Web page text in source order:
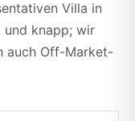
Villa in
und knapp; wir
auch Off-Market-